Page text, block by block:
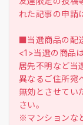
れた記事の申請
■当選商品の配
<1>当選の商品
居先不明など当
異なるご住所宛
無効とさせてい
さい。
※マンションな